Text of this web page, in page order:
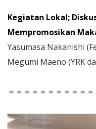
Kegiatan Lokal;
Mempromosikan
Yasumasa Nakanishi
Megumi Maeno (YRK
＝＝＝＝＝＝＝＝＝＝